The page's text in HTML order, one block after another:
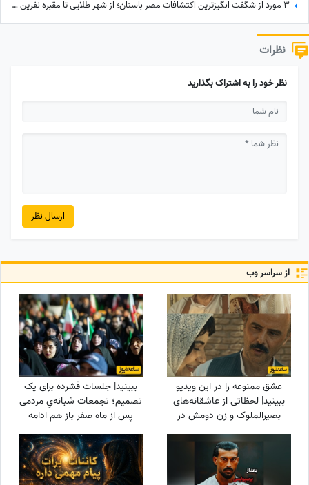
3 مورد از شگفت انگیزترین اکتشافات مصر باستان؛ از شهر طلایی تا مقبره نفرین‌ شده
نظرات
نظر خود را به اشتراک بگذارید
ارسال نظر
از سراسر وب
عشق ممنوعه را در این ویدیو
ببینید| لحظاتی از عاشقانه‌های
بصیرالملوک و زن دومش در
بامداد خمار؛ از مشاعره دلبرانه
تا....
ببینید| جلسات فشرده برای یک
تصمیم؛ تجمعات شبانه‌یِ مردمی
پس از ماه صفر باز هم ادامه
دارد؟